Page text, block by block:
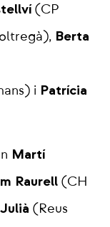
(CP
Berta
i Patrícia
Martí
Raurell (CH
(Reus